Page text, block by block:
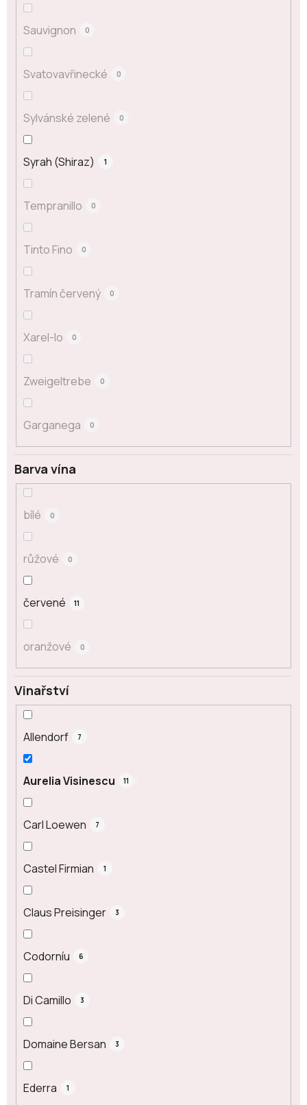
Sauvignon 0
Svatovavřinecké 0
Sylvánské zelené 0
Syrah (Shiraz) 1
Tempranillo 0
Tinto Fino 0
Tramín červený 0
Xarel-lo 0
Zweigeltrebe 0
Garganega 0
Barva vína
bílé 0
růžové 0
červené 11
oranžové 0
Vinařství
Allendorf 7
Aurelia Visinescu 11
Carl Loewen 7
Castel Firmian 1
Claus Preisinger 3
Codorníu 6
Di Camillo 3
Domaine Bersan 3
Ederra 1